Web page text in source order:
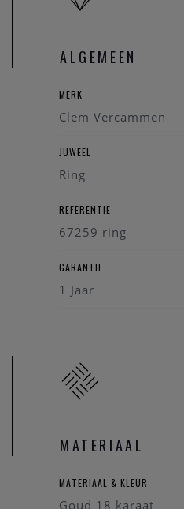
ALGEMEEN
MERK
Clem Vercammen
JUWEEL
Ring
REFERENTIE
67259 ring
GARANTIE
1 Jaar
MATERIAAL
MATERIAAL & KLEUR
Goud 18 karaat